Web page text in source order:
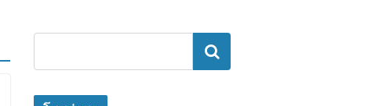
ค้นหา